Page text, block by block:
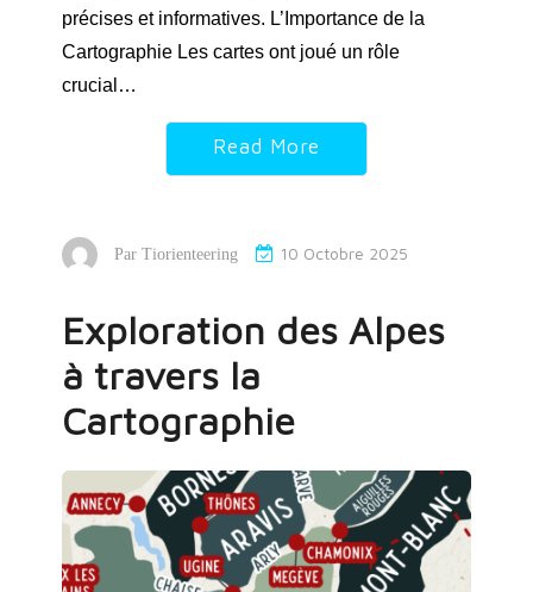
précises et informatives. L’Importance de la
Cartographie Les cartes ont joué un rôle
crucial…
Read More
Par Tiorienteering 10 Octobre 2025
Exploration des Alpes
à travers la
Cartographie